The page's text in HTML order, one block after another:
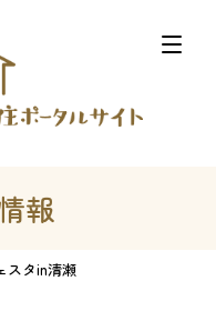
報
スタin清瀬